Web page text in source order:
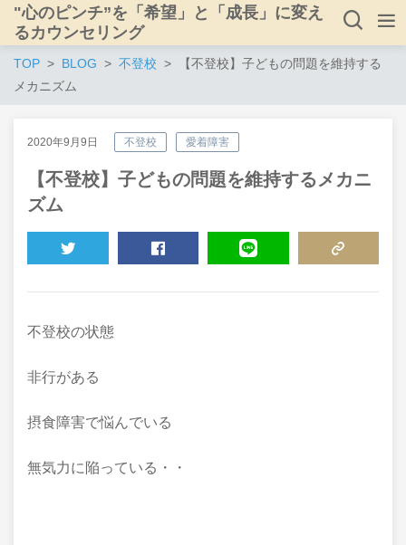
"心のピンチ”を「希望」と「成長」に変え
るカウンセリング
TOP BLOG 不登校
【不登校】子どもの問題を維持する
メカニズム
2020年9月9日 不登校 愛着障害
【不登校】子どもの問題を維持するメカニ
ズム
不登校の状態
非行がある
摂食障害で悩んでいる
無気力に陥っている・・